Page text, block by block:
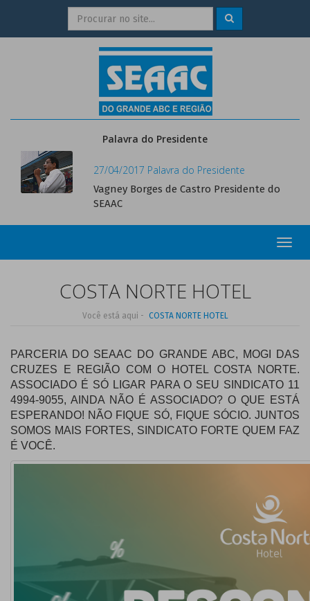
Palavra do Presidente
27/04/2017 Palavra do Presidente
Vagney Borges de Castro Presidente do
SEAAC
COSTA NORTE HOTEL
Você está aqui - COSTA NORTE HOTEL
PARCERIA DO SEAAC DO GRANDE ABC, MOGI DAS
CRUZES E REGIÃO COM O HOTEL COSTA NORTE.
ASSOCIADO É SÓ LIGAR PARA O SEU SINDICATO 11
4994-9055, AINDA NÃO É ASSOCIADO? O QUE ESTÁ
ESPERANDO! NÃO FIQUE SÓ, FIQUE SÓCIO. JUNTOS
SOMOS MAIS FORTES, SINDICATO FORTE QUEM FAZ
É VOCÊ.